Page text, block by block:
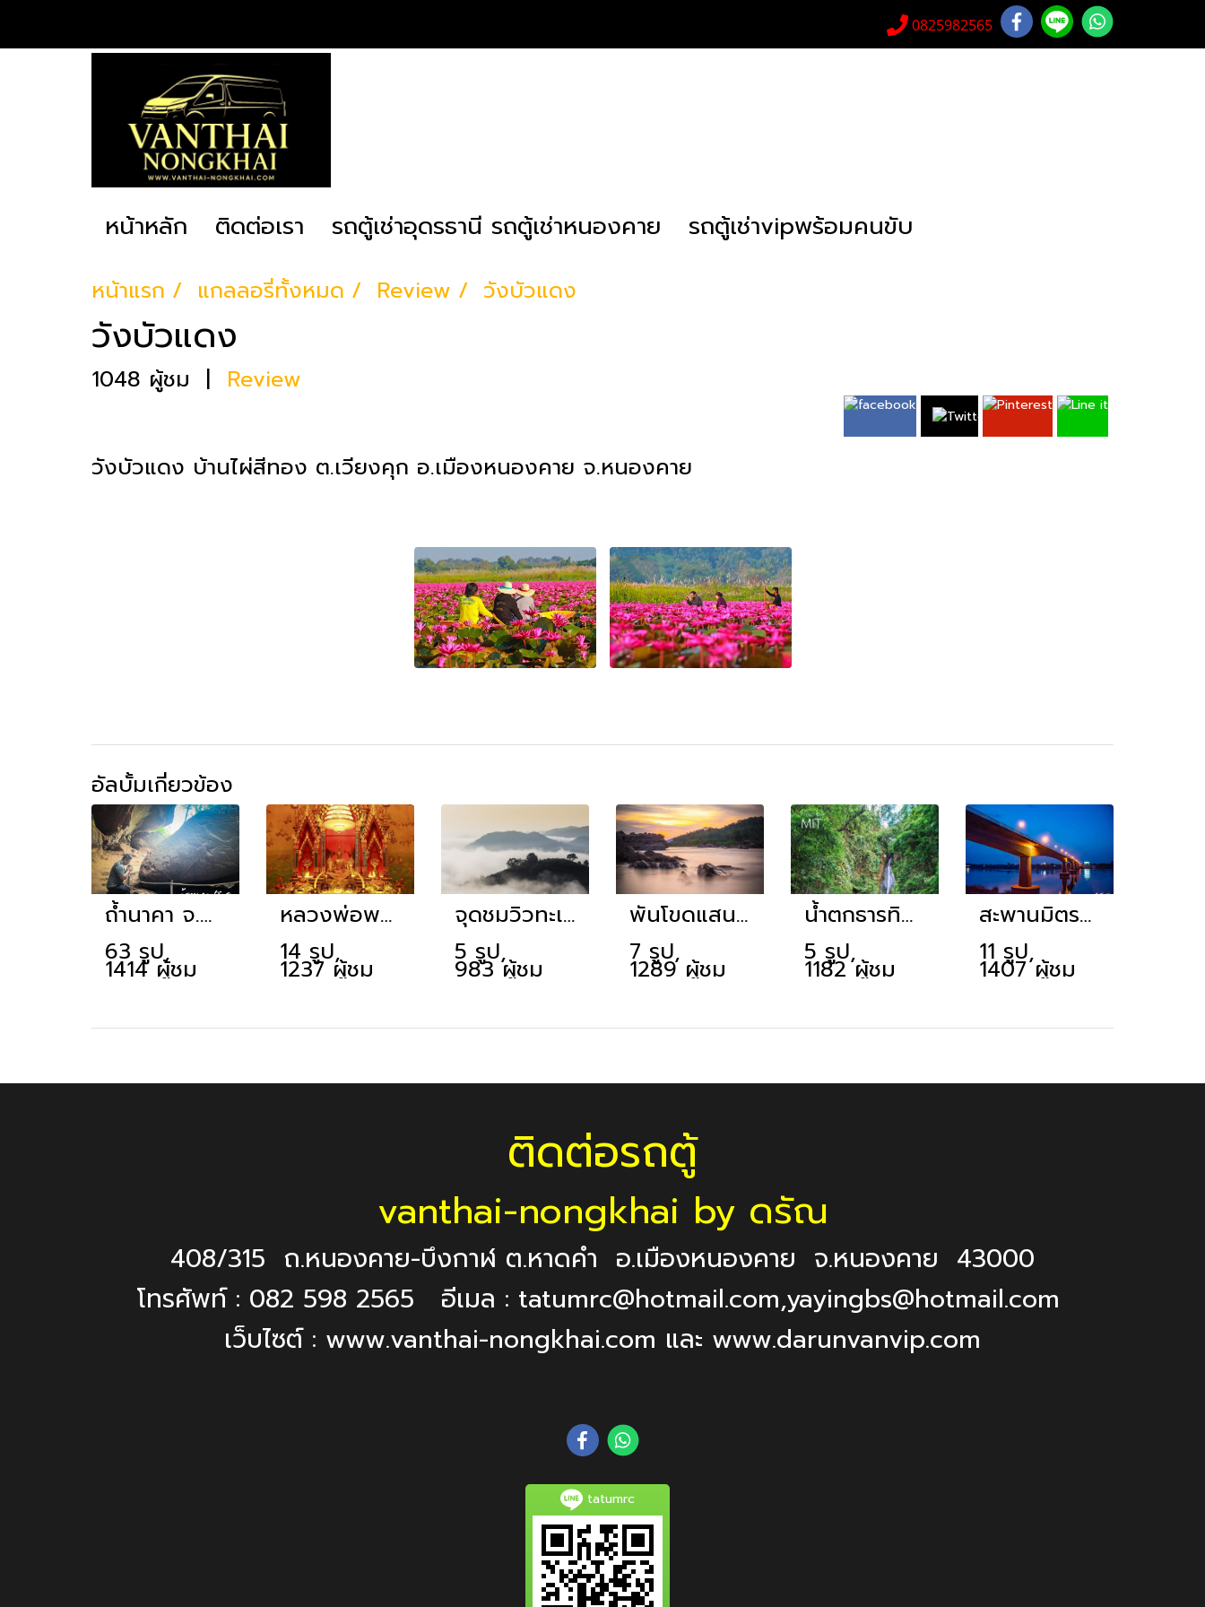
0825982565
หน้าหลัก ติดต่อเรา รถตู้เช่าอุดรธานี รถตู้เช่าหนองคาย รถตู้เช่าvipพร้อมคนขับ
หน้าแรก แกลลอรี่ทั้งหมด Review วังบัวแดง
วังบัวแดง
1048 ผู้ชม | Review
วังบัวแดง บ้านไผ่สีทอง ต.เวียงคุก อ.เมืองหนองคาย จ.หนองคาย
อัลบั้มเกี่ยวข้อง
ถ้ำนาคา จ.บึงกาฬ
63 รูป,
1414 ผู้ชม
หลวงพ่อพระใส วัดโพธิ์ชัย หนองคาย
14 รูป,
1237 ผู้ชม
จุดชมวิวทะเลหมอกภูห้วยอีสัน
5 รูป,
983 ผู้ชม
พันโขดแสนไคร้
7 รูป,
1289 ผู้ชม
น้ำตกธารทิพย์
5 รูป,
1182 ผู้ชม
สะพานมิตรภาพไทย-ลาว แห่งที่ 1
11 รูป,
1407 ผู้ชม
ติดต่อรถตู้
vanthai-nongkhai by ดรัณ
408/315 ถ.หนองคาย-บึงกาฬ ต.หาดคำ อ.เมืองหนองคาย จ.หนองคาย 43000
โทรศัพท์ : 082 598 2565 อีเมล : tatumrc@hotmail.com,yayingbs@hotmail.com
เว็บไซต์ : www.vanthai-nongkhai.com และ www.darunvanvip.com
tatumrc